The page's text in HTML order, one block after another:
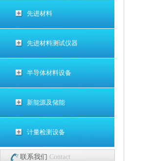
先进材料
先进材料测试仪器
半导体材料设备
新能源及储能
计量检测设备
联系我们 Contact